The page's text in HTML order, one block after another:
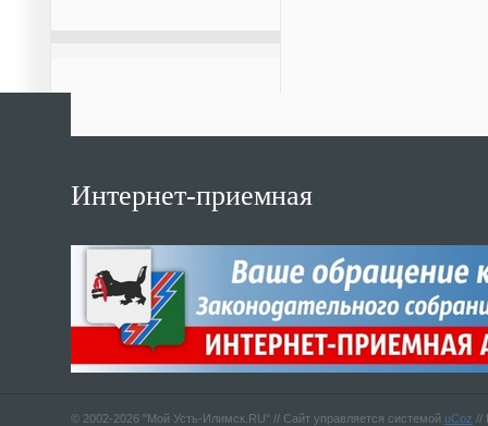
Интернет-приемная
© 2002-2026 "Мой Усть-Илимск.RU" // Сайт управляется системой uCoz //